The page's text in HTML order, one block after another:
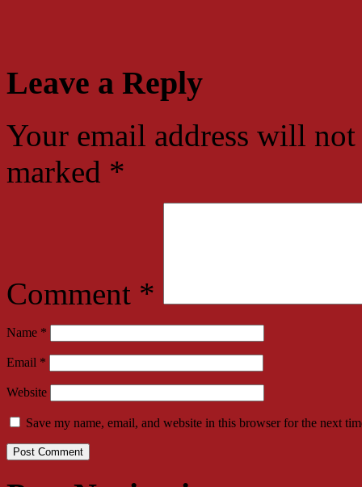
Leave a Reply
Your email address will
marked *
Comment *
Name *
Email *
Website
Save my name, email, and website in this browser for the next